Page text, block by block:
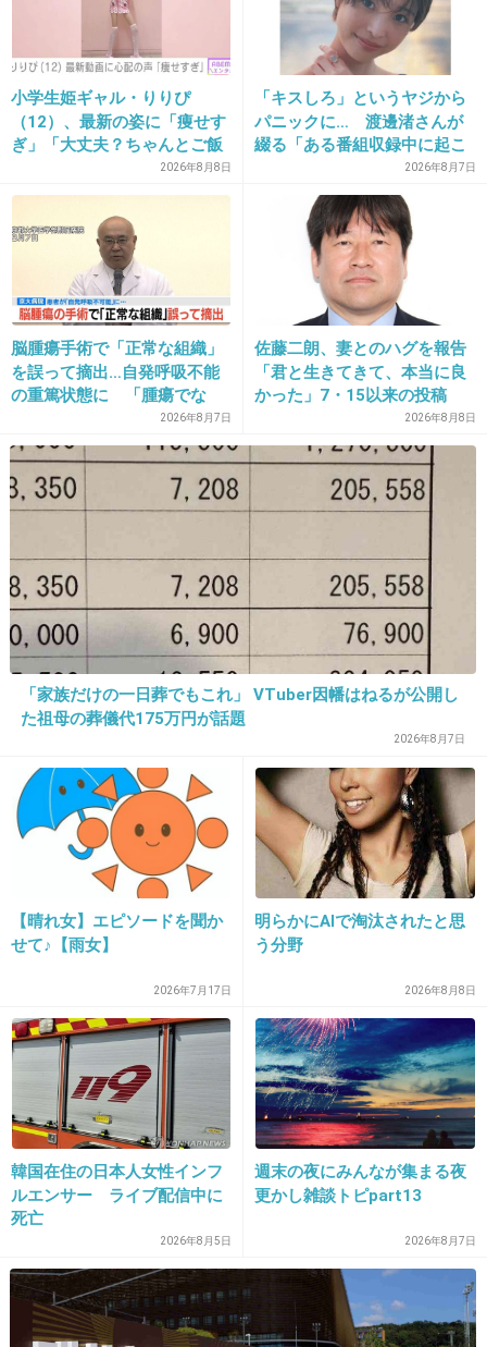
14. 匿名2014/04/23(水) 16:00:08
ローラ可愛い
-126
2014/04/23(水) 16:00:21
田村淳の好みのタイプだったりして
出典：trendy.nikkeibp.co.jp
+168
16. 匿名2014/04/23(水) 16:00:25
へぇ～。ローラ嫌いじゃないけど…タメ口が不
快。
+109 -54
＞（ローラはゲストの）名前もしっかり覚えてくる
-87
2014/04/23(水) 16:00:40
ワイプで大げさなリアクションをとるとかが日
本のタレントたちの努力なんだろうね・・・
レベル低いなぁ
-16
19. 匿名2014/04/23(水) 16:00:46
小学生姫ギャル・りりぴ
（12）、最新の姿に「痩せす
ぎ」「大丈夫？ちゃんとご飯
食べてね」など心配の声2026年8月8日
「キスしろ」というヤジから
パニックに… 渡邊渚さんが
綴る「ある番組収録中に起こ
ったフラッシュバック」2026年8月7日
脳腫瘍手術で「正常な組織」
を誤って摘出…自発呼吸不能
の重篤状態に 「腫瘍でな
い」結果出ても“勘違い”で摘
出継続 通常の生活送ってい
た患者が手足も動かず 京大
病院
2026年8月7日
佐藤二朗、妻とのハグを報告
「君と生きてきて、本当に良
かった」7・15以来の投稿
「文〇砲より遥かに威力は弱
いが…」
2026年8月8日
「家族だけの一日葬でもこれ」 VTuber因幡はねるが公開し
た祖母の葬儀代175万円が話題
2026年8月7日
【晴れ女】エピソードを聞か
せて♪【雨女】
2026年7月17日
明らかにAIで淘汰されたと思
う分野
2026年8月8日
韓国在住の日本人女性インフ
ルエンサー ライブ配信中に
死亡
2026年8月5日
週末の夜にみんなが集まる夜
更かし雑談トピpart13
2026年8月7日